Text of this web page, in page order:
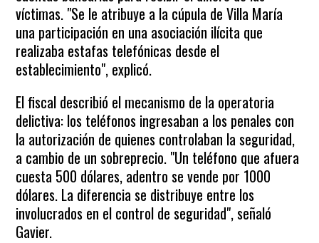
víctimas. "Se le atribuye a la cúpula de Villa María
una participación en una asociación ilícita que
realizaba estafas telefónicas desde el
establecimiento", explicó.
El fiscal describió el mecanismo de la operatoria
delictiva: los teléfonos ingresaban a los penales con
la autorización de quienes controlaban la seguridad,
a cambio de un sobreprecio. "Un teléfono que afuera
cuesta 500 dólares, adentro se vende por 1000
dólares. La diferencia se distribuye entre los
involucrados en el control de seguridad", señaló
Gavier.